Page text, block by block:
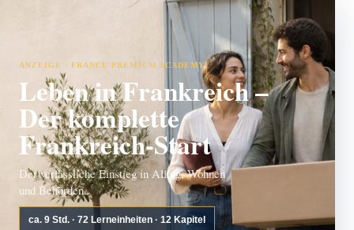
ANZEIGE · FRANCE PREMIUM ACADEMY
Leben in Frankreich –
Der komplette
Frankreich-Start
Der verlässliche Einstieg in Alltag, Wohnen
und Behörden.
ca. 9 Std. · 72 Lerneinheiten · 12 Kapitel